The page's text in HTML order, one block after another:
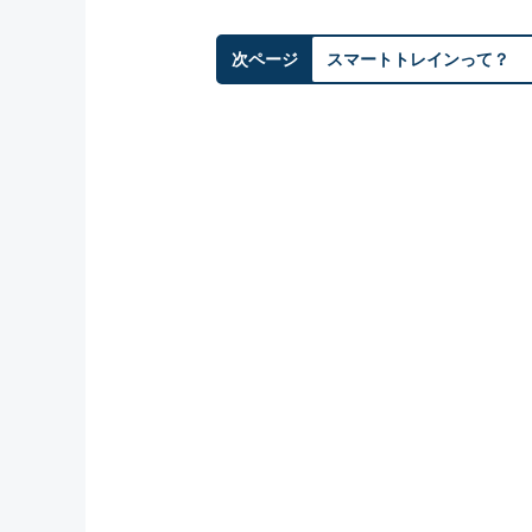
次ページ スマートトレインって？